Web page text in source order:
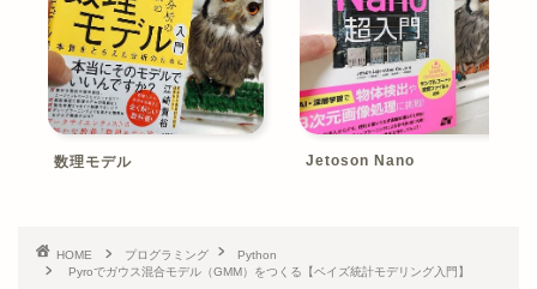
数理モデル Jetoson Nano
HOME プログラミング
Python
Pyroでガウス混合モデル（GMM）をつくる【ベイズ統計モデリング入門】